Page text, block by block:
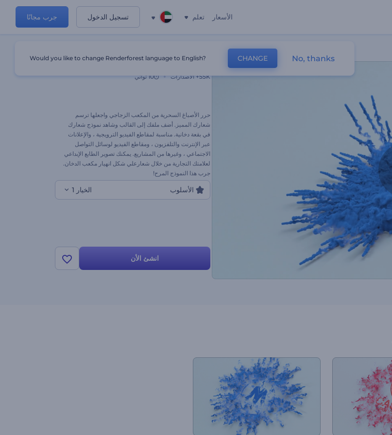
الأسعار تعلم تسجيل الدخول جرب مجانًا
55K+ الاصدارات 10 ثواني
حرر الأصباغ السحرية من المكعب الزجاجي واجعلها ترسم
شعارك المميز. أضف ملفك إلى القالب وشاهد نموذج شعارك
في بقعة دخانية. مناسبة لمقاطع الفيديو الترويجية ، والإعلانات
عبر الإنترنت والتلفزيون ، ومقاطع الفيديو لوسائل التواصل
الاجتماعي ، وغيرها من المشاريع. يمكنك تصوير الطابع الإبداعي
لعلامتك التجارية من خلال شعارعلي شكل انهيار مكعب الدخان.
جرب هذا النموذج المرح!
الأسلوب الخيار 1
انشئ الأن
Would you like to change Renderforest language to English? CHANGE No, thanks